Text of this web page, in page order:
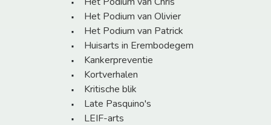
Het Podium van Olivier
Het Podium van Patrick
Huisarts in Erembodegem
Kankerpreventie
Kortverhalen
Kritische blik
Late Pasquino's
LEIF-arts